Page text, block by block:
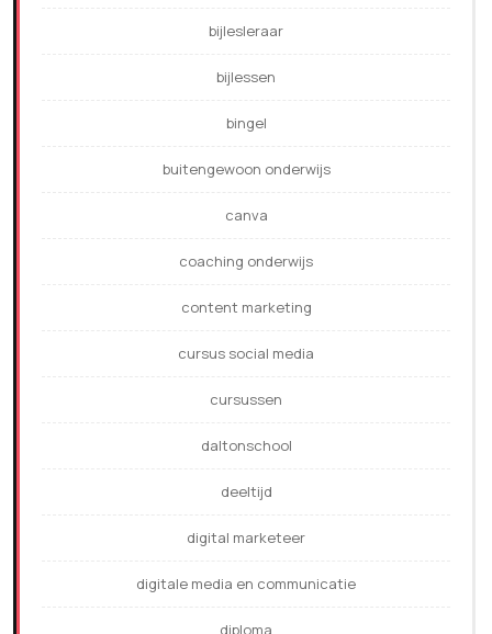
bijlesleraar
bijlessen
bingel
buitengewoon onderwijs
canva
coaching onderwijs
content marketing
cursus social media
cursussen
daltonschool
deeltijd
digital marketeer
digitale media en communicatie
diploma